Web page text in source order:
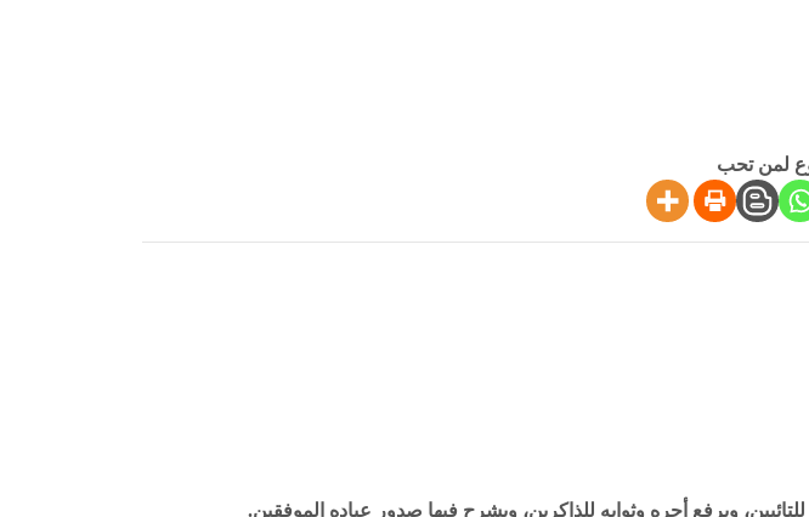
لمن تحب
ويرفع أجره وثوابه للذاكرين، ويشرح فيها صدور عباده الموفقين.